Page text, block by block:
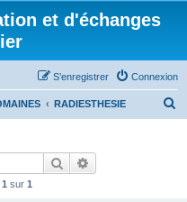
et d'échanges
Connexion
S’enregistrer
RADIESTHESIE
Rechercher
1 sur 1